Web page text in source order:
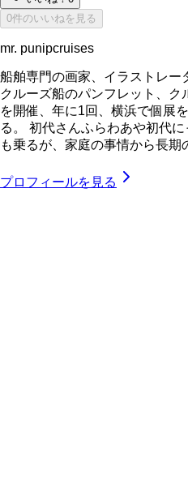
0件のいいねを見る
mr. punipcruises
船舶専門の画家、イラストレー
クルーズ船のパンフレット、
を開催、年に1回、横浜で個展
る。 初代さんふらわあや初代
も乗るが、家庭の事情から長
プロフィールを見る